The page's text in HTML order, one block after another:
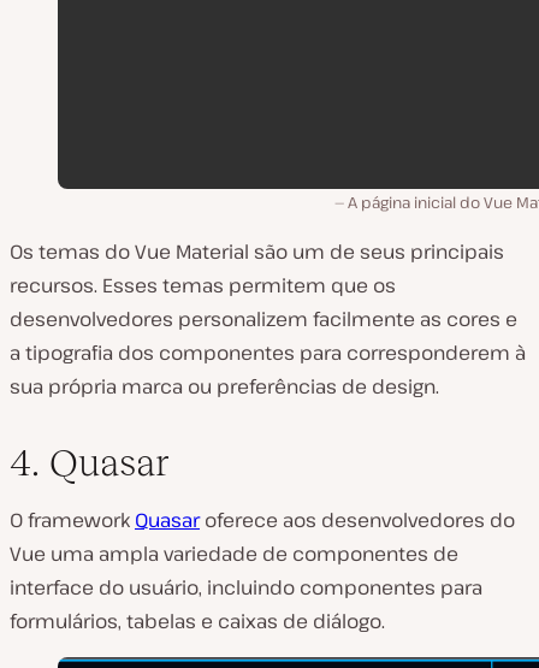
A página inicial do Vue
Os temas do Vue Material são um de seus principais
recursos. Esses temas permitem que os
desenvolvedores personalizem facilmente as cores e
a tipografia dos componentes para corresponderem à
sua própria marca ou preferências de design.
4. Quasar
O framework Quasaroferece aos desenvolvedores do
Vue uma ampla variedade de componentes de
interface do usuário, incluindo componentes para
formulários, tabelas e caixas de diálogo.